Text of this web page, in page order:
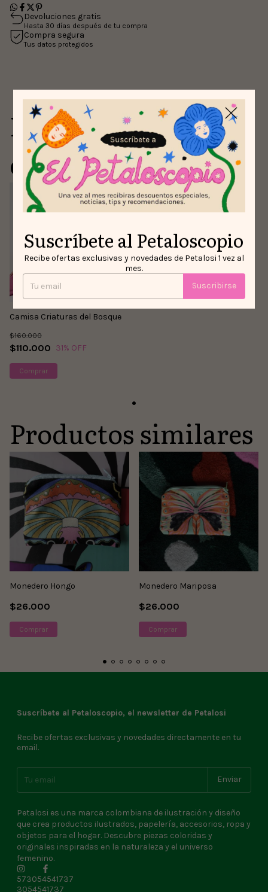
Devoluciones gratis
Hasta 30 días después de tu compra
Compra segura
Tus datos protegidos
Para comprar con
este producto
Camisa Criaturas del Bosque
$110.000
$160.000
31% OFF
Comprar
Productos similares
Monedero Hongo
$26.000
Monedero Mariposa
$26.000
Suscríbete al Petaloscopio, el newsletter de Petalosi
Recibe ofertas exclusivas y novedades directamente en tu
email.
Petalosi es una marca colombiana de ilustración y diseño
que crea productos ilustrados, papelería, accesorios, ropa y
objetos para el hogar. Descubre piezas coloridas y
originales inspiradas en la naturaleza y el universo
femenino.
573054541737
3054541737
Suscríbete al Petaloscopio
Recibe ofertas exclusivas y novedades de Petalosi 1 vez al
mes.
Suscribirse